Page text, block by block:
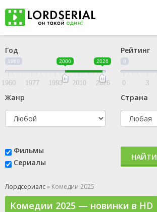
Год
1960 2000 2026
1960 1977 1993 2010 2026
Рейтинг
0
0 3
Жанр Страна
Фильмы
Сериалы
НАЙТИ
Лордсериалс» Комедии 2025
Комедии 2025 — новинки в HD